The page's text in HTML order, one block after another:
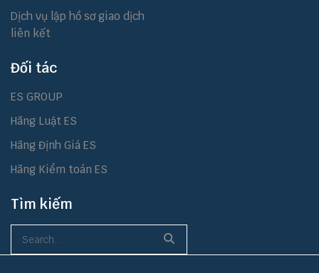
Dịch vụ lập hồ sơ giao dịch
liên kết
Đối tác
ES GROUP
Hãng Luật ES
Hãng Định Giá ES
Hãng Kiểm toán ES
Tìm kiếm